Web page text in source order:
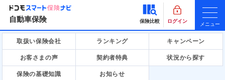
自動車保険 保険比較 ログイン
メニュー
取扱い保険会社 ランキング キャンペーン
お客さまの声 契約者特典 状況から探す
保険の基礎知識 お知らせ